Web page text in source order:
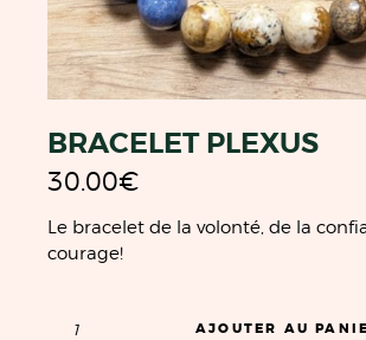
BRACELET PLEXUS
30.00€
Le bracelet de la volonté, de la
courage!
AJOUTER AU